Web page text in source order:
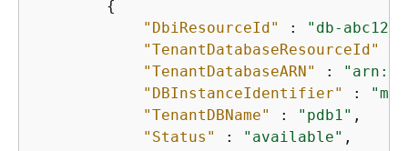
{
"DbiResourceId"
: "db-abc123"
"TenantDatabaseResourceId"
"TenantDatabaseARN"
:
"DBInstanceIdentifier"
:
"TenantDBName"
: "pdb1" ,
"Status"
: "available" ,